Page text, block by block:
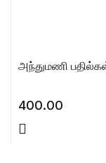
அந்துமணி
400.00